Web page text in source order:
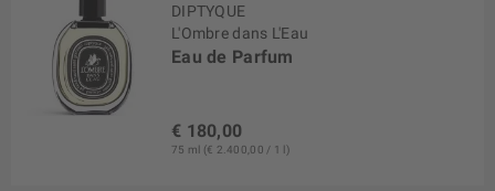
DIPTYQUE
L'Ombre dans L'Eau
Eau de Parfum
€ 180,00
75 ml (€ 2.400,00 / 1 l)